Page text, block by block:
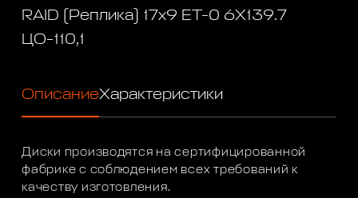
RAID (Реплика) 17х9 ET-0 6X139.7
ЦО-110,1
ОписаниеХарактеристики
Диски производятся на сертифицированной
фабрике с соблюдением всех требований к
качеству изготовления.